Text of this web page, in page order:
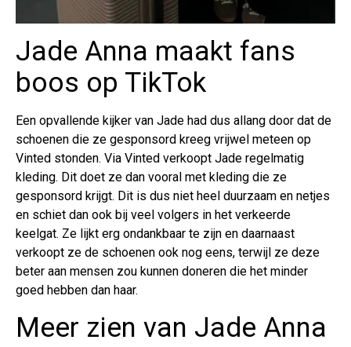
Jade Anna maakt fans
boos op TikTok
Een opvallende kijker van Jade had dus allang door dat de
schoenen die ze gesponsord kreeg vrijwel meteen op
Vinted stonden. Via Vinted verkoopt Jade regelmatig
kleding. Dit doet ze dan vooral met kleding die ze
gesponsord krijgt. Dit is dus niet heel duurzaam en netjes
en schiet dan ook bij veel volgers in het verkeerde
keelgat. Ze lijkt erg ondankbaar te zijn en daarnaast
verkoopt ze de schoenen ook nog eens, terwijl ze deze
beter aan mensen zou kunnen doneren die het minder
goed hebben dan haar.
Meer zien van Jade Anna